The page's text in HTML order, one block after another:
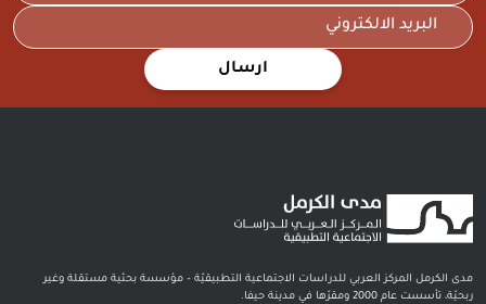
ارسال
مدى الكرمل المركز العربي للدراسات الاجتماعية التطبيقيّة – مؤسسة بحثية مستقلة وغير
ربحيّة، تأسست عام 2000 ومقرّها في مدينة حيفا.